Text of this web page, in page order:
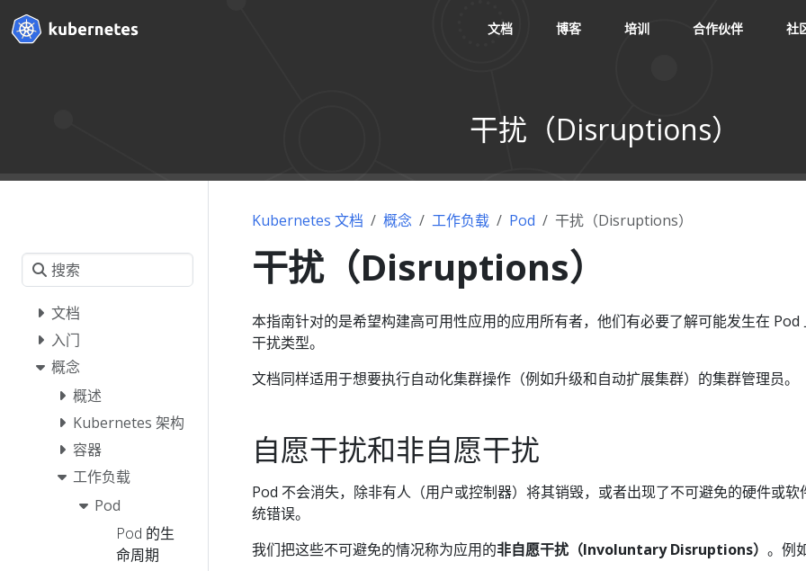
文档 博客 培训 合作伙伴 社
干扰（Disruptions）
文档
入门
概念
概述
Kubernetes 架构
容器
工作负载
Pod
Pod 的生
命周期
Kubernetes 文档 概念 工作负载 Pod 干扰（Disruptions）
干扰（Disruptions）
本指南针对的是希望构建高可用性应用的应用所有者，他们有必要了解可能发生在 Pod
干扰类型。
文档同样适用于想要执行自动化集群操作（例如升级和自动扩展集群）的集群管理员。
自愿干扰和非自愿干扰
Pod 不会消失，除非有人（用户或控制器）将其销毁，或者出现了不可避免的硬件或软
统错误。
我们把这些不可避免的情况称为应用的非自愿干扰（Involuntary Disruptions） 。例